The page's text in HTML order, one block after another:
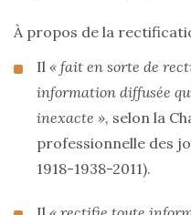
À propos de la
Il « fait en sorte de
information diffusée
inexacte », selon la
professionnelle des
1918-1938-2011).